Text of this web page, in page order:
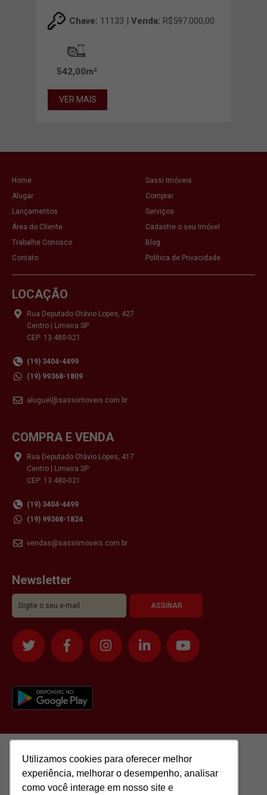
Utilizamos cookies para oferecer melhor
experiência, melhorar o desempenho, analisar
como você interage em nosso site e
Utilizamos cookies para oferecer melhor
experiência, melhorar o desempenho, analisar
como você interage em nosso site e
Chave: 11133 | Venda: R$597.000,00
542,00m²
VER MAIS
Home
Sassi Imóveis
Alugar
Comprar
Lançamentos
Serviços
Área do Cliente
Cadastre o seu Imóvel
Trabalhe Conosco
Blog
Contato
Política de Privacidade
LOCAÇÃO
Rua Deputado Otávio Lopes, 427
Centro | Limeira SP
CEP: 13.480-021
(19) 3404-4499
(19) 99368-1809
aluguel@sassiimoveis.com.br
COMPRA E VENDA
Rua Deputado Otávio Lopes, 417
Centro | Limeira SP
CEP: 13.480-021
(19) 3404-4499
(19) 99368-1824
vendas@sassiimoveis.com.br
Newsletter